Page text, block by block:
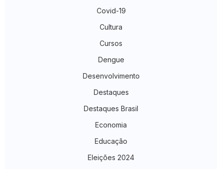
Covid-19
Cultura
Cursos
Dengue
Desenvolvimento
Destaques
Destaques Brasil
Economia
Educação
Eleições 2024